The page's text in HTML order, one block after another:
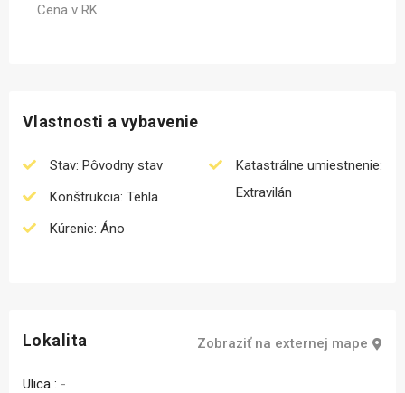
Cena v RK
Vlastnosti a vybavenie
Stav: Pôvodny stav
Konštrukcia: Tehla
Kúrenie: Áno
Katastrálne umiestnenie:
Extravilán
Lokalita Zobraziť na externej mape
Ulica : -